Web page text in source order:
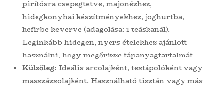
pirítósra csepegtetve, majonézhez,
hidegkonyhai készítményekhez, joghurtba,
kefirbe keverve (adagolása: 1 teáskanál).
Leginkább hidegen, nyers ételekhez ajánlott
használni, hogy megőrizze tápanyagtartalmát.
Külsőleg: Ideális arcolajként, testápolóként vagy
masszázsolajként. Használható tisztán vagy más